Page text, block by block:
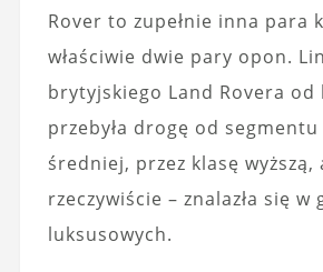
Rover to zupełnie inna para
właściwie dwie pary opon.
brytyjskiego Land Rovera od
przebyła drogę od
średniej, przez klasę wyższą,
rzeczywiście – znalazła się
luksusowych.